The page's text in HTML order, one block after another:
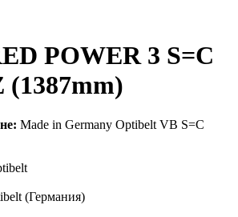
POWER 3 S=C
(1387mm)
Made in Germany Optibelt VB S=C
(Германия)